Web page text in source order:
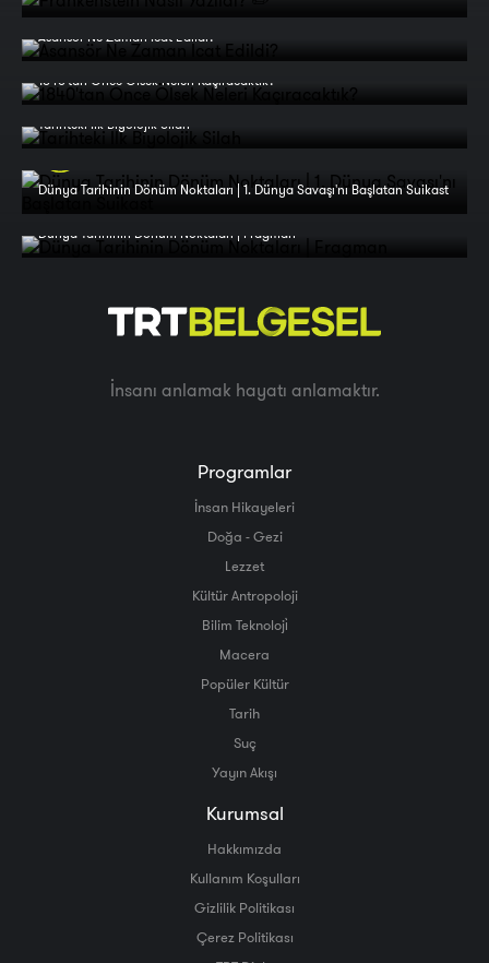
Asansör Ne Zaman İcat Edildi?
1840'tan Önce Ölsek Neleri Kaçıracaktık?
Tarihteki İlk Biyolojik Silah
Dünya Tarihinin Dönüm Noktaları | 1. Dünya Savaşı'nı Başlatan Suikast
Dünya Tarihinin Dönüm Noktaları | Fragman
İnsanı anlamak hayatı anlamaktır.
Programlar
İnsan Hikayeleri
Doğa - Gezi
Lezzet
Kültür Antropoloji
Bilim Teknoloji̇
Macera
Popüler Kültür
Tarih
Suç
Yayın Akışı
Kurumsal
Hakkımızda
Kullanım Koşulları
Gizlilik Politikası
Çerez Politikası